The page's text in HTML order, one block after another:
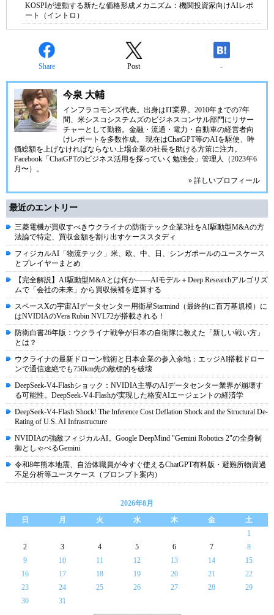
KOSPIが連動する新たな価格形成メカニズム：機関投資家向けAIレポ
ート（イントロ）
Share Post -
今泉 大輔
インフラコモンズ代表。出身はIT業界。2010年までの7年
間、米シスコシステムズのビジネスコンサル部門にリサー
チャーとして勤務。金融・流通・電力・自動車の経営者向
けレポートを多数作成。 現在はChatGPT等のAIを駆使、時
価総額を上げなければならない上場企業の社長を助ける方策に注力。
Facebook「ChatGPTのビジネス活用を探っていく勉強会」管理人（2023年6
月〜）。
» 詳しいプロフィール
最近のエントリー
三菱電機が買収すべきウクライナの防衛テック企業3社をAI駆動型M&Aの方
法論で特定、買収金額を割り出すケーススタディ
フィジカルAI「物流テック」米、欧、中、日、シンガポールのユースケース
とプレイヤーまとめ
【完全解説】AI駆動型M&Aとは何か――AIモデル＋Deep Researchアルゴリズ
ムで「会社の未来」から買収候補を逆算する
スペースXの宇宙AIデータセンター用衛星Starmind（最終的に百万基規模）に
はNVIDIAのVera Rubin NVL72が搭載される！
防衛白書26年版：ウクライナ戦争が日本の自衛隊に教えた「新しい戦い方」
とは？
ウクライナの最新ドローン戦術と日本企業の参入余地：エッジAI搭載ドロー
ンで通信途絶でも750km先の敵標的を破壊
DeepSeek-V4-Flashショック：NVIDIA主導のAIデータセンター業界が崩壊す
る可能性。DeepSeek-V4-Flashが実現した格安AIエージェントの経済学
DeepSeek-V4-Flash Shock! The Inference Cost Deflation Shock and the Structural De-
Rating of U.S. AI Infrastructure
NVIDIAの強敵フィジカルAI。Google DeepMind "Gemini Robotics 2"の全身制
御としゃべるGemini
令和8年熊本地震、自治体職員が今すぐ使えるChatGPT有料版・避難所物資過
不足分析等ユースケース（プロンプト案内）
2026年8月
日
月 火 水 木 金
土
1
2
3 4 5 6 7
8
9
10 11 12 13 14
15
16
17 18 19 20 21
22
23
24 25 26 27 28
29
30
31